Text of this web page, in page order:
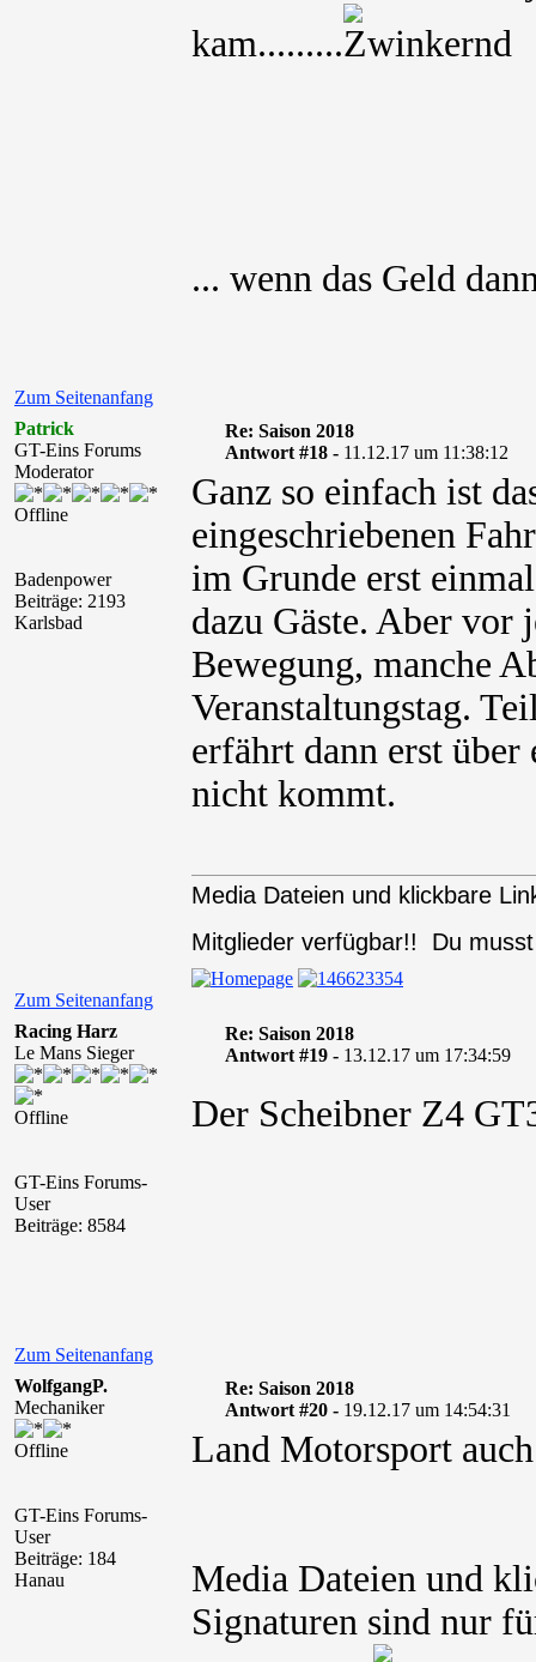
kam.........
... wenn das Geld
Zum Seitenanfang
Patrick
GT-Eins Forums
Moderator
Offline
Badenpower
Beiträge: 2193
Karlsbad
Re: Saison 2018
Antwort #18 - 11.12.17 um 11:38:12
Ganz so einfach ist
eingeschriebenen
im Grunde erst
dazu Gäste. Aber vor
Bewegung, manche
Veranstaltungstag.
erfährt dann erst
nicht kommt.
Zum Seitenanfang
Media Dateien und klickbare
Mitglieder verfügbar!! Du
Racing Harz
Le Mans Sieger
Offline
GT-Eins Forums-
User
Beiträge: 8584
Re: Saison 2018
Antwort #19 - 13.12.17 um 17:34:59
Der Scheibner Z4
Zum Seitenanfang
WolfgangP.
Mechaniker
Offline
GT-Eins Forums-
User
Beiträge: 184
Hanau
Re: Saison 2018
Antwort #20 - 19.12.17 um 14:54:31
Land Motorsport
Media Dateien und
Signaturen sind nur